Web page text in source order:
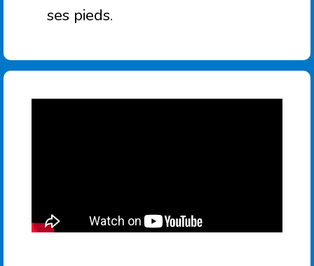
ses pieds.